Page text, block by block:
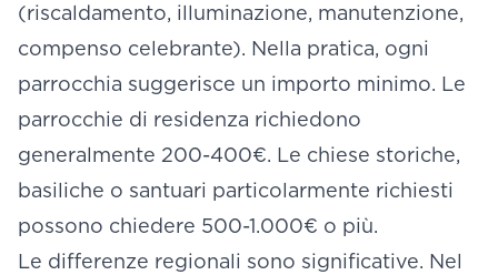
(riscaldamento, illuminazione, manutenzione,
compenso celebrante). Nella pratica, ogni
parrocchia suggerisce un importo minimo. Le
parrocchie di residenza richiedono
generalmente 200-400€. Le chiese storiche,
basiliche o santuari particolarmente richiesti
possono chiedere 500-1.000€ o più.
Le differenze regionali sono significative. Nel